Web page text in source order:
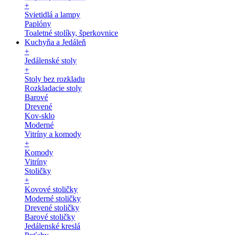
+
Svietidlá a lampy
Paplóny
Toaletné stolíky, šperkovnice
Kuchyňa a Jedáleň
+
Jedálenské stoly
+
Stoly bez rozkladu
Rozkladacie stoly
Barové
Drevené
Kov-sklo
Moderné
Vitríny a komody
+
Komody
Vitríny
Stoličky
+
Kovové stoličky
Moderné stoličky
Drevené stoličky
Barové stoličky
Jedálenské kreslá